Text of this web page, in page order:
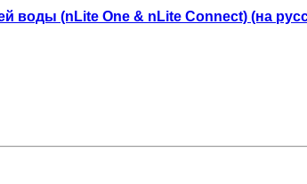
воды (nLite One & nLite Connect) (на